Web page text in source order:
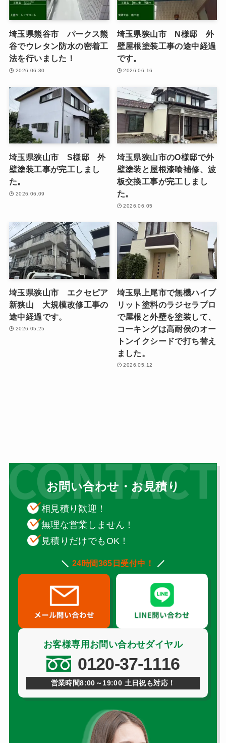
埼玉県熊谷市 パークス熊
谷でウレタン防水の密着工
法を行いました！
2026.06.30
埼玉県狭山市 N様邸 外
壁屋根塗装工事の途中経過
です。
2026.06.16
埼玉県狭山市 S様邸 外
壁塗装工事が完工しまし
た。
2026.06.09
埼玉県狭山市のO様邸で外
壁塗装と屋根漆喰補修、波
板交換工事が完工しまし
た。
2026.06.05
埼玉県狭山市 エクセピア
新狭山 大規模改修工事の
途中経過です。
2026.05.25
埼玉県上尾市で無機ハイブ
リット塗料のラジセラプロ
で屋根と外壁を塗装して、
コーキングは高耐侯のオー
トンイクシードで打ち替え
ました。
2026.05.12
お問い合わせ・お見積り
相見積り歓迎！
無理な営業しません！
見積りだけでもOK！
24時間365日受付中！
お客様専用お問い合わせダイヤル
0120-37-1116
営業時間8:00～19:00 土日祝も対応！